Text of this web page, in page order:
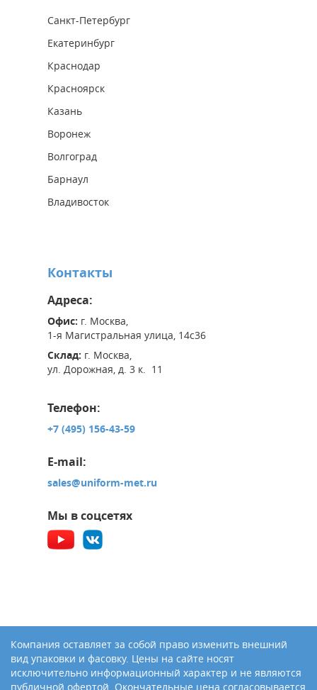
Санкт-Петербург
Екатеринбург
Краснодар
Красноярск
Казань
Воронеж
Волгоград
Барнаул
Владивосток
Контакты
Адреса:
Офис: г. Москва,
1-я Магистральная улица, 14с36
Склад: г. Москва,
ул. Дорожная, д. 3 к. 11
Телефон:
+7 (495) 156-43-59
E-mail:
sales@uniform-met.ru
Мы в соцсетях
Компания оставляет за собой право изменить внешний
вид упаковки и фасовку. Цены на сайте носят
исключительно информационный характер и не являются
публичной офертой. Окончательные цена согласовывается